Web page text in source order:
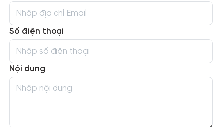
Số điện thoại
Nội dung